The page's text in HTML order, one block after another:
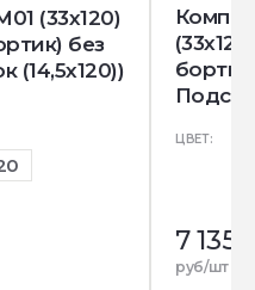
(33x120)
без
(14,5x120))
ЦВЕТ:
7 135
руб/шт